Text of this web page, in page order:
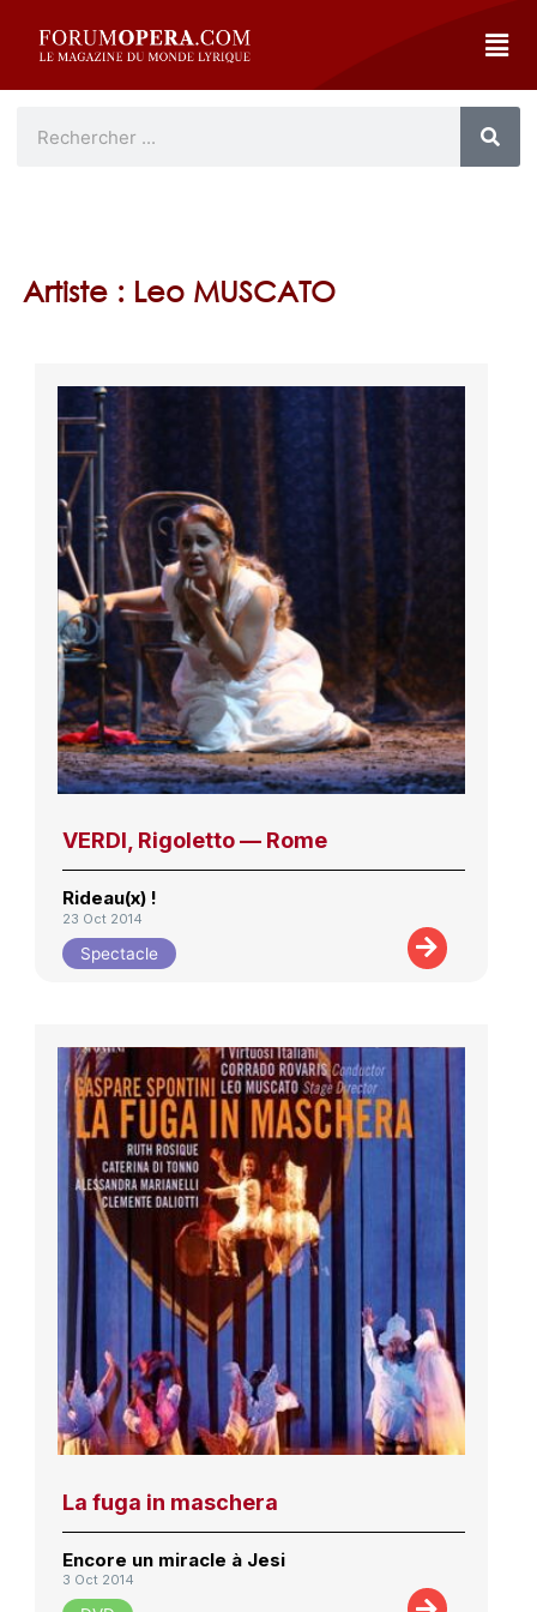
Artiste : Leo MUSCATO
VERDI, Rigoletto — Rome
Rideau(x) !
23 Oct 2014
Spectacle
La fuga in maschera
Encore un miracle à Jesi
3 Oct 2014